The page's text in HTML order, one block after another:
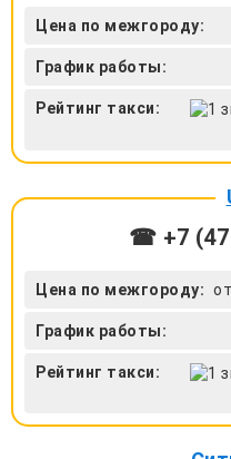
Цена по межгороду:
График работы:
Рейтинг такси:
☎ +7
Цена по межгороду:
График работы:
Рейтинг такси: